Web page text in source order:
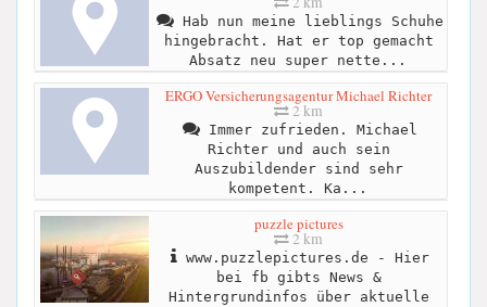
Hab nun meine lieblings Schuhe
hingebracht. Hat er top gemacht
Absatz neu super nette...
ERGO Versicherungsagentur Michael Richter
2 km
Immer zufrieden. Michael
Richter und auch sein
Auszubildender sind sehr
kompetent. Ka...
puzzle pictures
2 km
www.puzzlepictures.de - Hier
bei fb gibts News &
Hintergrundinfos über aktuelle